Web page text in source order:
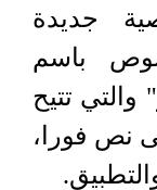
جديدة
باسم
تتيح
نص فورا،